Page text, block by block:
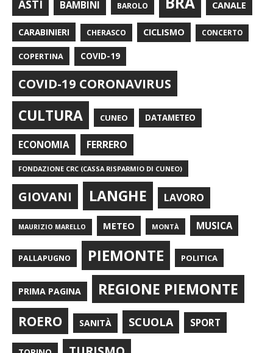
ASTI BAMBINI BAROLO CANALE
CARABINIERI CHERASCO CICLISMO CONCERTO
COPERTINA COVID-19
COVID-19 CORONAVIRUS
CULTURA CUNEO DATAMETEO
ECONOMIA FERRERO
FONDAZIONE CRC (CASSA RISPARMIO DI CUNEO)
GIOVANI LANGHE LAVORO
MAURIZIO MARELLO METEO MONTÀ MUSICA
PALLAPUGNO PIEMONTE POLITICA
PRIMA PAGINA REGIONE PIEMONTE
ROERO SANITÀ SCUOLA SPORT